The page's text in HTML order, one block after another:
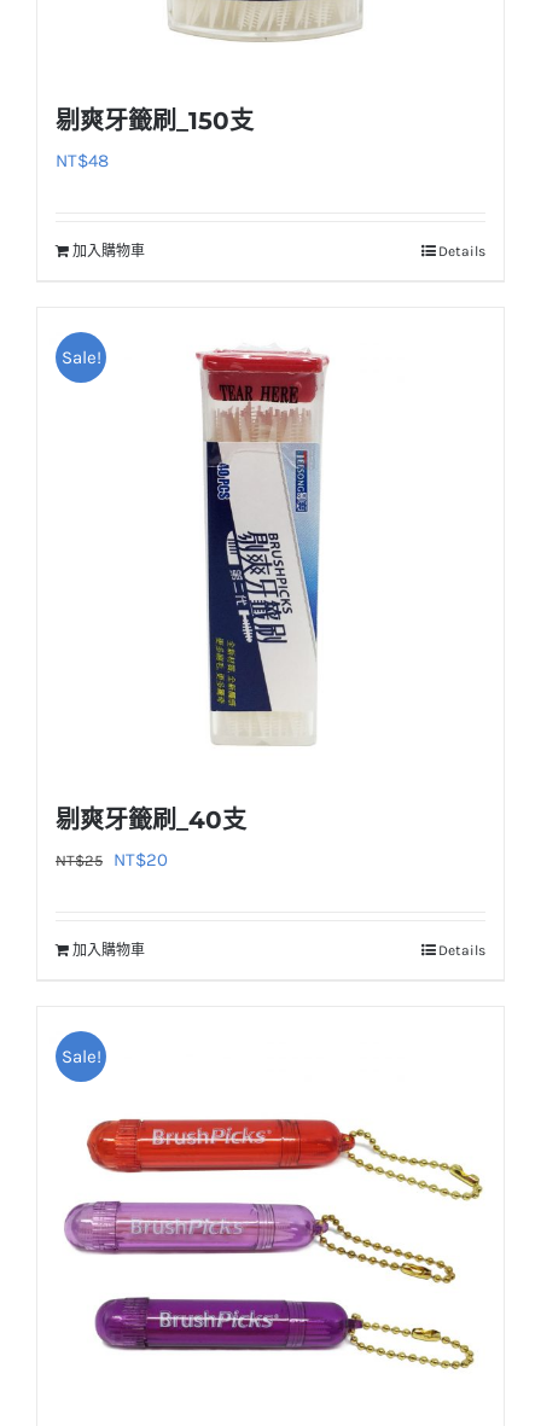
剔爽牙籤刷_150支
NT$48
加入購物車 Details
Sale!
剔爽牙籤刷_40支
NT$25
原
格：
NT$20
加入購物車 Details
Sale!